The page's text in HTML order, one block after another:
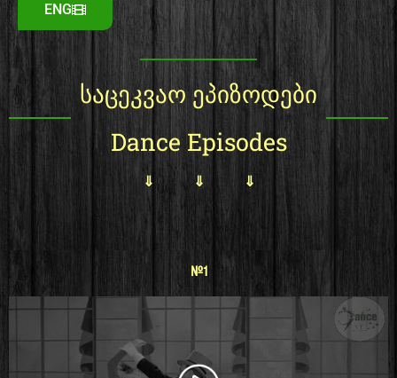
ENG
საცეკვაო ეპიზოდები
Dance Episodes
⇓ ⇓ ⇓
#1